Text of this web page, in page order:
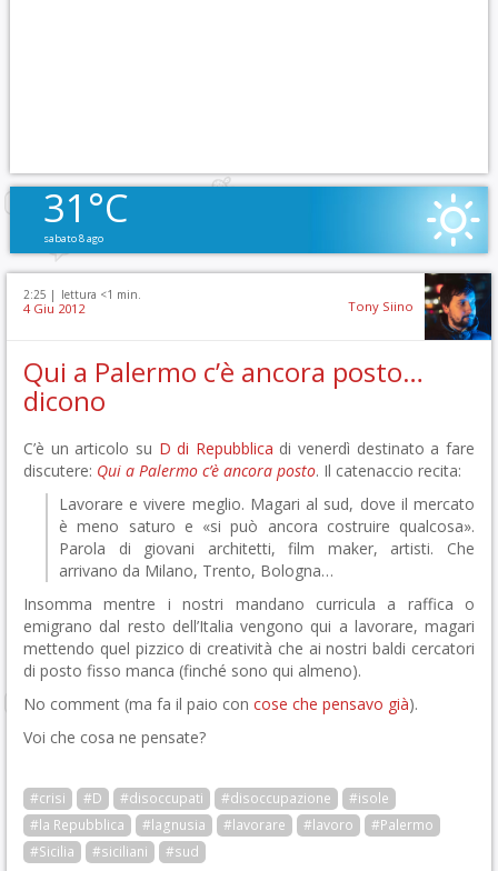
31°C
sabato 8 ago
2:25 | lettura <1 min.
4 Giu 2012 Tony Siino
Qui a Palermo c’è ancora posto…
dicono
C’è un articolo su D di Repubblica di venerdì destinato a fare
discutere: Qui a Palermo c’è ancora posto. Il catenaccio recita:
Lavorare e vivere meglio. Magari al sud, dove il mercato
è meno saturo e «si può ancora costruire qualcosa».
Parola di giovani architetti, film maker, artisti. Che
arrivano da Milano, Trento, Bologna…
Insomma mentre i nostri mandano curricula a raffica o
emigrano dal resto dell’Italia vengono qui a lavorare, magari
mettendo quel pizzico di creatività che ai nostri baldi cercatori
di posto fisso manca (finché sono qui almeno).
No comment (ma fa il paio con cose che pensavo già).
Voi che cosa ne pensate?
#crisi #D #disoccupati #disoccupazione
#isole
#la Repubblica
#lagnusia #lavorare #lavoro
#Palermo
#Sicilia
#siciliani #sud